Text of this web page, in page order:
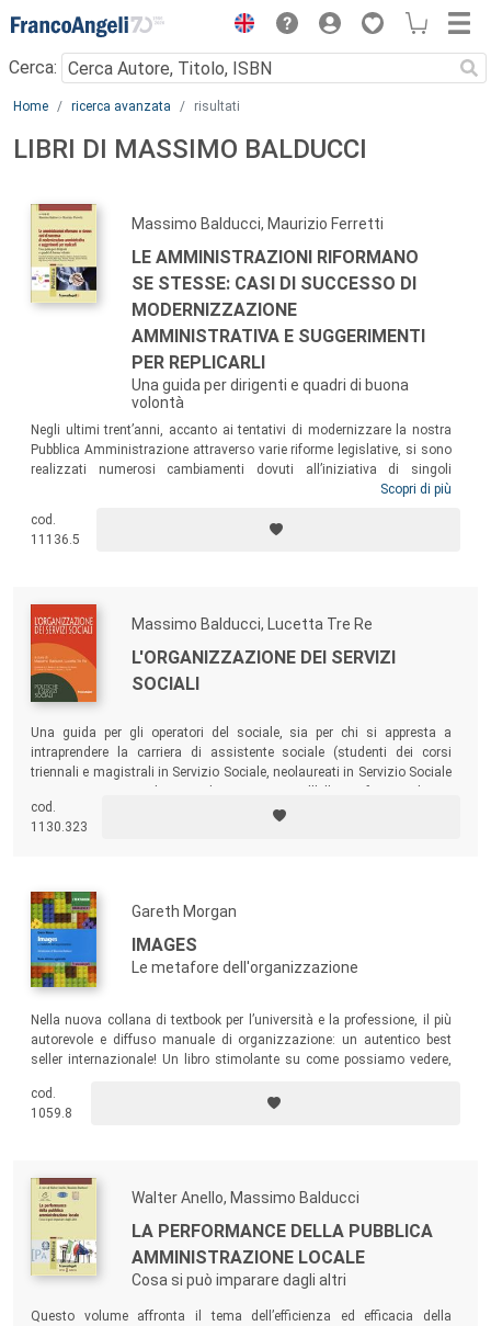
Menu
Cerca:
Main content
Home ricerca avanzata risultati
LIBRI DI MASSIMO BALDUCCI
Massimo Balducci, Maurizio Ferretti
LE AMMINISTRAZIONI RIFORMANO
SE STESSE: CASI DI SUCCESSO DI
MODERNIZZAZIONE
AMMINISTRATIVA E SUGGERIMENTI
PER REPLICARLI
Una guida per dirigenti e quadri di buona
volontà
Negli ultimi trent’anni, accanto ai tentativi di modernizzare la nostra
Pubblica Amministrazione attraverso varie riforme legislative, si sono
realizzati numerosi cambiamenti dovuti all’iniziativa di singoli
dirigenti. Trent’anni fa Fabrizio Autieri alla Camera di Commercio di
senza bisogno di modifiche normative, quei risultati che ancora nelle
nostre amministrazioni si stanno cercando.
Scopri di più
cod.
11136.5
Massimo Balducci, Lucetta Tre Re
L'ORGANIZZAZIONE DEI SERVIZI
SOCIALI
Una guida per gli operatori del sociale, sia per chi si appresta a
intraprendere la carriera di assistente sociale (studenti dei corsi
triennali e magistrali in Servizio Sociale, neolaureati in Servizio Sociale
B dell’Ordine degli Assistenti sociali) sia per chi è già inserito nel
mondo del
cod.
1130.323
Gareth Morgan
IMAGES
Le metafore dell'organizzazione
Nella nuova collana di textbook per l’università e la professione, il più
autorevole e diffuso manuale di organizzazione: un autentico best
seller internazionale! Un libro stimolante su come possiamo vedere,
studiosi, e soprattutto per quei manager che vogliono essere
consapevoli di tutti gli aspetti della propria azienda.
cod.
1059.8
Walter Anello, Massimo Balducci
LA PERFORMANCE DELLA PUBBLICA
AMMINISTRAZIONE LOCALE
Cosa si può imparare dagli altri
Questo volume affronta il tema dell’efficienza ed efficacia della